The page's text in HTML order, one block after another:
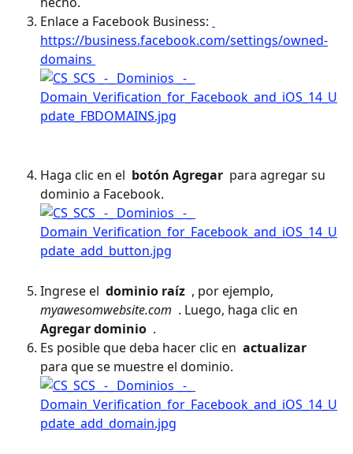
Enlace a Facebook Business:
https://business.facebook.com/settings/owned-
domains
Haga clic en el botón Agregar para agregar su
dominio a Facebook.
Ingrese el dominio raíz , por ejemplo,
myawesomwebsite.com . Luego, haga clic en
Agregar dominio .
Es posible que deba hacer clic en actualizar
para que se muestre el dominio.